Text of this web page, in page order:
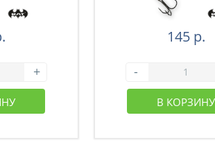
+
145 р.
-
В КОРЗИНУ